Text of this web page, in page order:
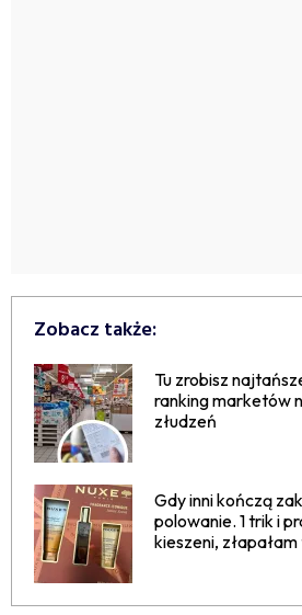
Zobacz także:
Tu zrobisz
ranking marketów
złudzeń
Gdy inni kończą
polowanie. 1 trik i
kieszeni,